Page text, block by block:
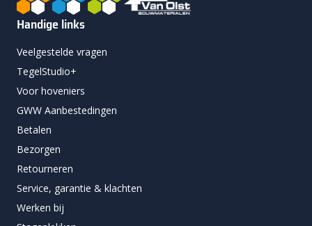
Handige links
Veelgestelde vragen
TegelStudio+
Voor hoveniers
GWW Aanbestedingen
Betalen
Bezorgen
Retourneren
Service, garantie & klachten
Werken bij